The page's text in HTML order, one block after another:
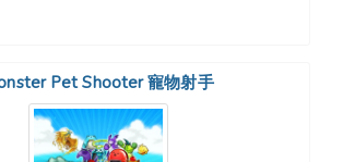
Pet Shooter 寵物射手